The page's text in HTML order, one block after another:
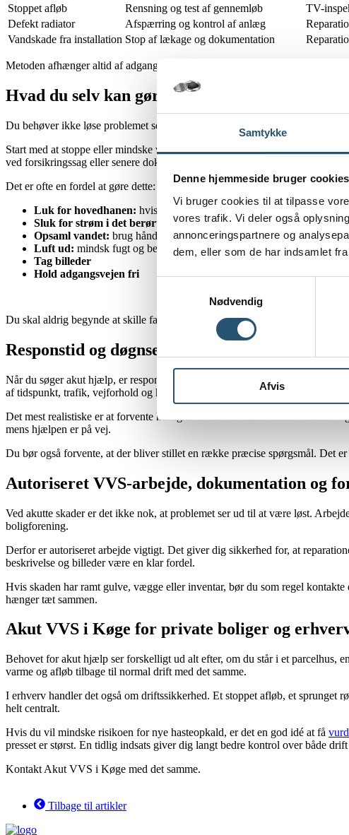
Samtykke
Denne hjemmeside bruger cookies
Vi bruger cookies til at tilpasse
vores trafik. Vi deler også
annonceringspartnere og
dem, eller som de har indsamlet
Nødvendig
Afvis
Stoppet afløb
Rensning og test af gennemløb
TV-
Defekt radiator
Afspærring og kontrol af anlæg
Vandskade fra installation Stop af lækage og dokumentation
Metoden afhænger altid af adgangsforhold, rørtype, installationens alder og
Hvad du selv kan gøre før akut VVS-hjælp i
Du behøver ikke løse problemet selv, men du kan gøre meget for at
Start med at stoppe eller mindske vandtilførslen, hvis det kan gøres
ved forsikringssag eller senere dokumentation.
Det er ofte en fordel at gøre dette:
Luk for hovedhanen: hvis vandet løber ukontrolleret
Sluk for strøm i det berørte område:hvis vand nærmer sig
Opsaml vandet: brug håndklæder, spande eller vådstøvsuger
Luft ud: mindsk fugt og begræns følgeskader
Tag billeder
Hold adgangsvejen fri
Du skal aldrig begynde at skille faste installationer ad, hvis du ikke ved
Responstid og døgnservice for akut VVS i Køge
Når du søger akut hjælp, er responstid naturligvis vigtig. Mange
af tidspunkt, trafik, vejforhold og hvor i Køge området du befinder dig.
Det mest realistiske er at forvente hurtig telefonisk kontakt med det samme
mens hjælpen er på vej.
Du bør også forvente, at der bliver stillet en række præcise spørgsmål. Det
Autoriseret VVS-arbejde, dokumentation og
Ved akutte skader er det ikke nok, at problemet ser ud til at være løst.
boligforening.
Derfor er autoriseret arbejde vigtigt. Det giver dig sikkerhed for, at
beskrivelse og billeder være en klar fordel.
Hvis skaden har ramt gulve, vægge eller inventar, bør du som regel
hænger tæt sammen.
Akut VVS i Køge for private boliger og
Behovet for akut hjælp ser forskelligt ud alt efter, om du står i et parcelhus,
varme og afløb tilbage til normal drift med det samme.
I erhverv handler det også om driftssikkerhed. Et stoppet afløb, et
helt centralt.
Hvis du vil mindske risikoen for nye hasteopkald, er det en god idé at få
presset er størst. En tidlig indsats giver dig langt bedre kontrol over både
Kontakt Akut VVS i Køge med det samme.
Tilbage til artikler